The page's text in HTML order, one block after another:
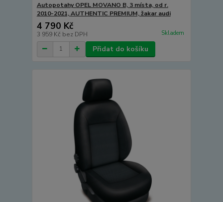
Autopotahy OPEL MOVANO B, 3 místa, od r.
2010-2021, AUTHENTIC PREMIUM, žakar audi
4 790 Kč
3 959 Kč bez DPH Skladem
Přidat do košíku